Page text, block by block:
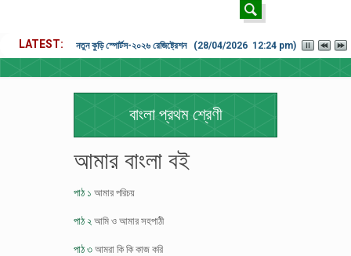
LATEST নতুন কুড়ি স্পোর্টস-২০২৬ রেজিষ্ট্রেশন (28/04/2026 12:24 pm)
বাংলা প্রথম শ্রেণী
আমার বাংলা বই
পাঠ ১ আমার পরিচয়
পাঠ ২ আমি ও আমার সহপাঠী
পাঠ ৩ আমরা কি কি কাজ করি